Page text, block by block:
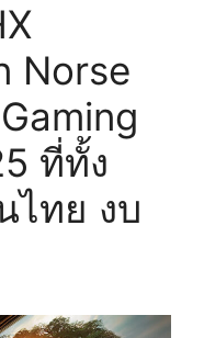
Norse
ที่ทั้ง
ไทย งบ